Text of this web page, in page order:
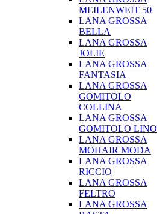
MEILENWEIT 50
LANA GROSSA
BELLA
LANA GROSSA
JOLIE
LANA GROSSA
FANTASIA
LANA GROSSA
GOMITOLO
COLLINA
LANA GROSSA
GOMITOLO LINO
LANA GROSSA
MOHAIR MODA
LANA GROSSA
RICCIO
LANA GROSSA
FELTRO
LANA GROSSA